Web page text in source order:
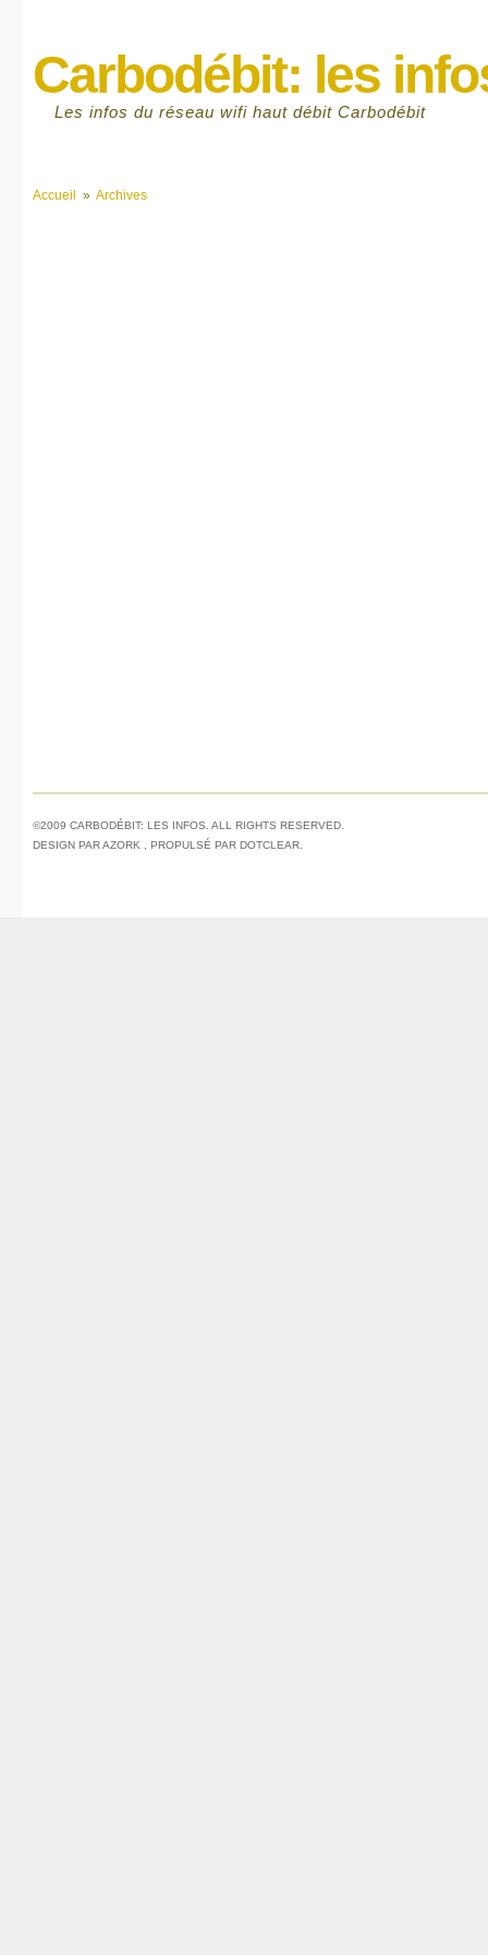
Carbodébit: les
Les infos du réseau wifi haut débit Carbodébit
Accueil » Archives
©2009 CARBODÉBIT: LES INFOS. ALL RIGHTS RESERVED.
DESIGN PARAZORK , PROPULSÉ PAR DOTCLEAR